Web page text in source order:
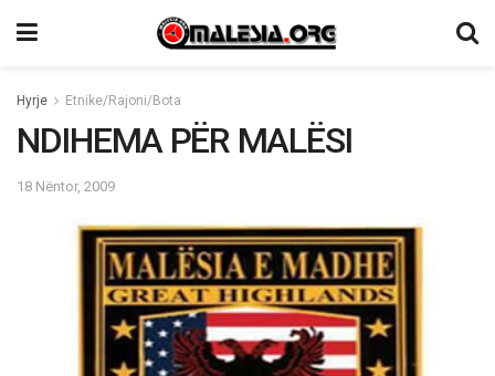
Hyrje Etnike/Rajoni/Bota
NDIHEMA PËR MALËSI
18 Nëntor, 2009